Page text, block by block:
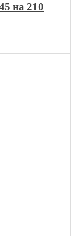
на 210